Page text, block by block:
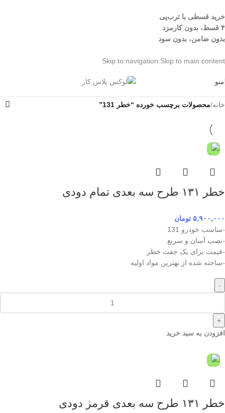
خرید قسطی با ترب‌پی
۴ قسط، بدون کارمزد
بدون ضامن، بدون سود
Skip to navigation Skip to main content
منو
خانه/محصولات برچسب خورده “خطر 131”
خطر ۱۳۱ طرح سه بعدی تمام دودی
۵,۹۰۰,۰۰۰ تومان
-مناسب خودرو 131
-نصب آسان و سریع
-قیمت برای یک جفت خطر
-ساخته شده از بهترین مواد اولیه
-
+
افزودن به سبد خرید
خطر ۱۳۱ طرح سه بعدی قرمز دودی